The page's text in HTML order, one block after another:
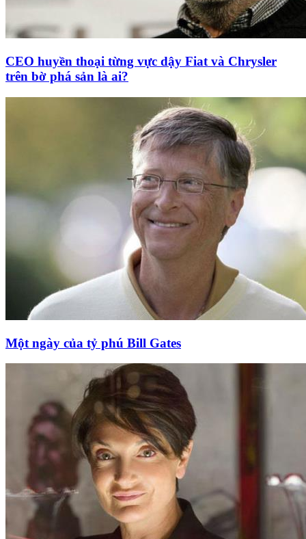
CEO huyền thoại từng vực dậy Fiat và Chrysler
trên bờ phá sản là ai?
Một ngày của tỷ phú Bill Gates